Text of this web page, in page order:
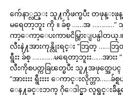
က်ေနာ္လည္း သူ႔ကိုဖက္ၿပီး တဖုန္းဖုန္း
မရေတာ့ဘူး ကို ။ ခ်စ္ ……အ
ကာ့ေကာ့ေပးကာၿငိမ္သြားျပန္ပါတ
လီးနဲ႔အားကုန္လိုးရင္း “ဘြတ္ ……ဘ
ရွီးး ခ်စ္ …………မရေတာ့ဘူးး……အား
လီးကိုစပတ္ကခြၽတ္ၿပီး သူ႔အဖုတ္အေ
“အားးးး ရွီးးးး ေကာင္းလိုက္တာ
ေန႔ခင္းဘက္ ဂိုေဒါင္မွာ လူရွင္း